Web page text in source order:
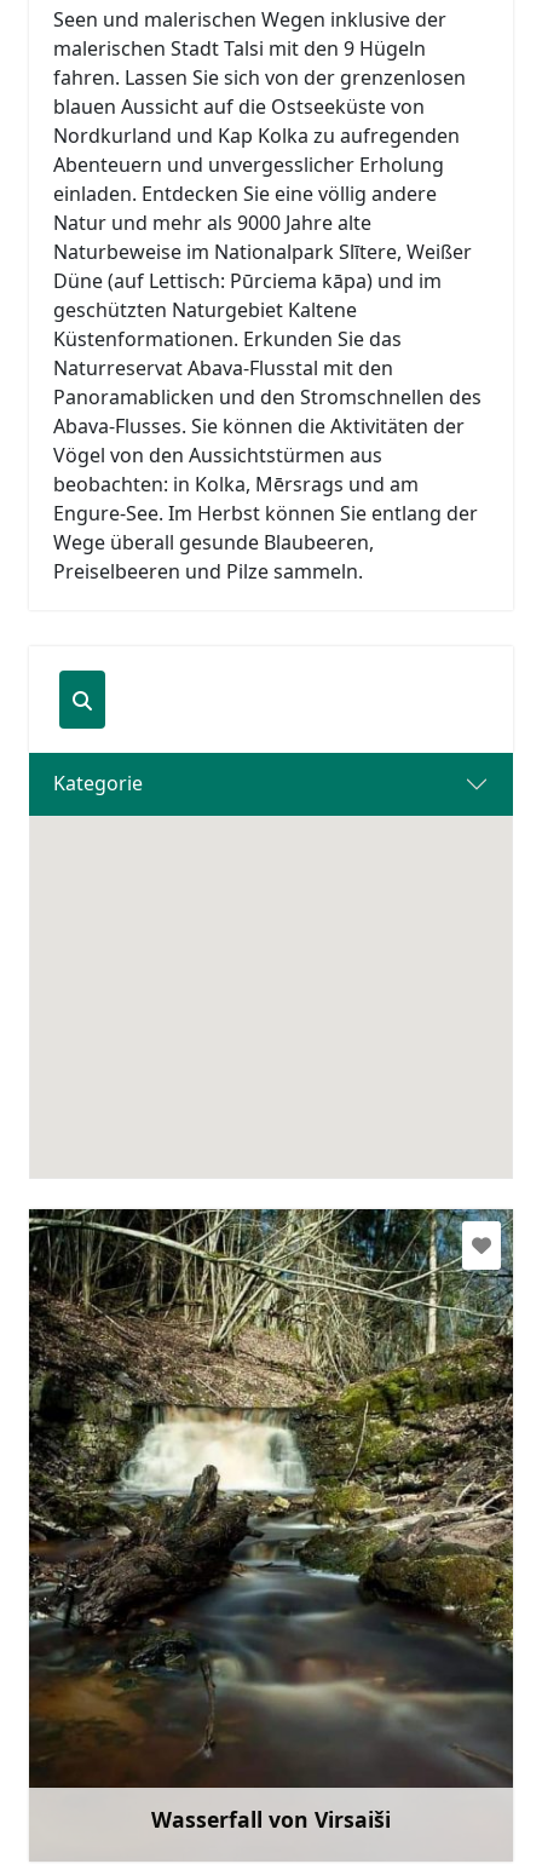
Seen und malerischen Wegen inklusive der
malerischen Stadt Talsi mit den 9 Hügeln
fahren. Lassen Sie sich von der grenzenlosen
blauen Aussicht auf die Ostseeküste von
Nordkurland und Kap Kolka zu aufregenden
Abenteuern und unvergesslicher Erholung
einladen. Entdecken Sie eine völlig andere
Natur und mehr als 9000 Jahre alte
Naturbeweise im Nationalpark Slītere, Weißer
Düne (auf Lettisch: Pūrciema kāpa) und im
geschützten Naturgebiet Kaltene
Küstenformationen. Erkunden Sie das
Naturreservat Abava-Flusstal mit den
Panoramablicken und den Stromschnellen des
Abava-Flusses. Sie können die Aktivitäten der
Vögel von den Aussichtstürmen aus
beobachten: in Kolka, Mērsrags und am
Engure-See. Im Herbst können Sie entlang der
Wege überall gesunde Blaubeeren,
Preiselbeeren und Pilze sammeln.
Kategorie
Wasserfall von Virsaiši
+371 20037375